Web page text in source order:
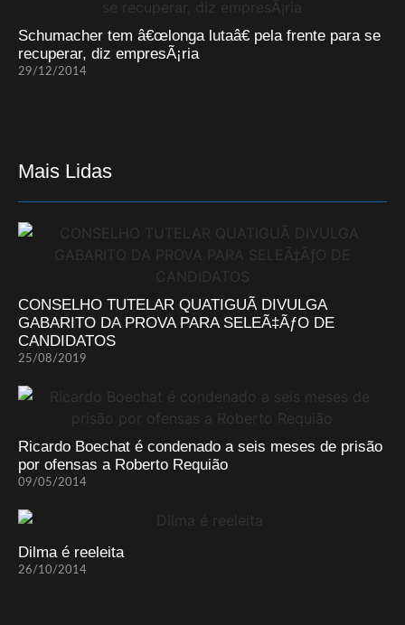
Schumacher tem â€œlonga lutaâ€ pela frente para se
recuperar, diz empresÃ¡ria
29/12/2014
Mais Lidas
CONSELHO TUTELAR QUATIGUÃ DIVULGA
GABARITO DA PROVA PARA SELEÃ‡ÃƒO DE
CANDIDATOS
25/08/2019
Ricardo Boechat é condenado a seis meses de prisão
por ofensas a Roberto Requião
09/05/2014
Dilma é reeleita
26/10/2014